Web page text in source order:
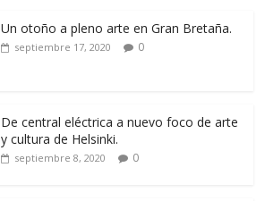
Un otoño a pleno arte en Gran Bretaña.
septiembre 17, 2020 0
De central eléctrica a nuevo foco de arte
y cultura de Helsinki.
septiembre 8, 2020 0